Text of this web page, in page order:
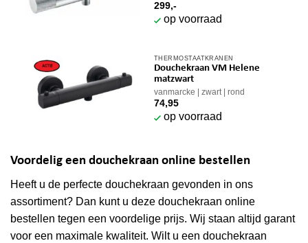
299,-
op voorraad
THERMOSTAATKRANEN
Douchekraan VM Helene
matzwart
vanmarcke zwart rond
74,95
op voorraad
Voordelig een douchekraan online bestellen
Heeft u de perfecte douchekraan gevonden in ons
assortiment? Dan kunt u deze douchekraan online
bestellen tegen een voordelige prijs. Wij staan altijd garant
voor een maximale kwaliteit. Wilt u een douchekraan